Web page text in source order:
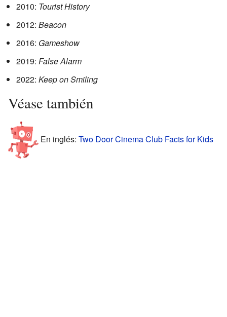
2010: Tourist History
2012: Beacon
2016: Gameshow
2019: False Alarm
2022: Keep on Smiling
Véase también
En inglés: Two Door Cinema Club Facts for Kids